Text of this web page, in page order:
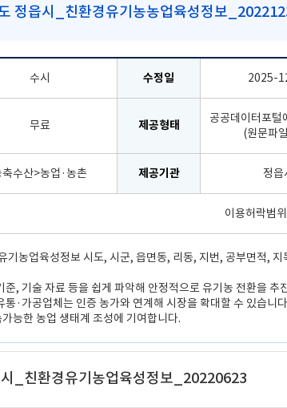
정읍시_친환경유기농농업육성정보
수시 수정일 2025-
무료 제공형태
공공데이터포털
(원문파
축수산>농업·농촌 제공기관 정읍
이용허락범
기농업육성정보 시도, 시군, 읍면동, 리동, 지번, 공부면적,
준, 기술 자료 등을 쉽게 파악해 안정적으로 유기농 전환을
통·가공업체는 인증 농가와 연계해 시장을 확대할 수 있습니
능한 농업 생태계 조성에 기여합니다.
_친환경유기농업육성정보_20220623